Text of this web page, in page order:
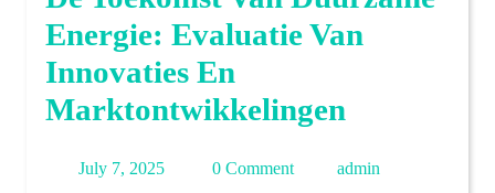
Energie: Evaluatie Van
Innovaties En
Marktontwikkelingen
July 7, 2025July
0 Comment admin